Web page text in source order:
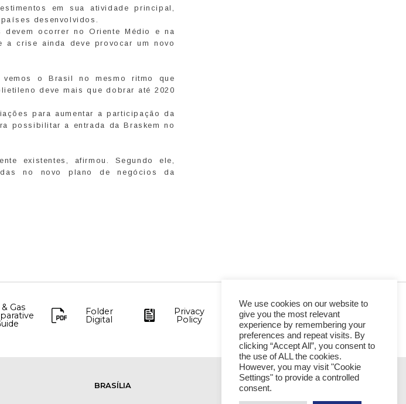
em sua atividade principal,
desenvolvidos.
ocorrer no Oriente Médio e na
a crise ainda deve provocar um novo
o Brasil no mesmo ritmo que
deve mais que dobrar até 2020
para aumentar a participação da
possibilitar a entrada da Braskem no
existentes, afirmou. Segundo ele,
no novo plano de negócios da
Gas Folder
Digital
Privacy
Policy
BRASÍLIA
We use cookies on our website to
give you the most relevant
experience by remembering your
preferences and repeat visits. By
clicking “Accept All”, you consent to
the use of ALL the cookies.
However, you may visit "Cookie
Settings" to provide a controlled
consent.